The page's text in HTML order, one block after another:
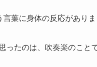
言葉に身体の反応がありま
ったのは、吹奏楽のこと